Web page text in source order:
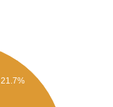
21.7%